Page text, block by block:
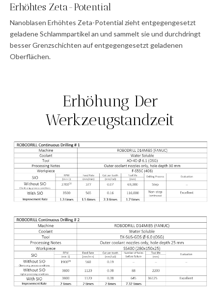
Erhöhtes Zeta-Potential
Nanoblasen Erhöhtes Zeta-Potential zieht entgegengesetzt
geladene Schlammpartikel an und sammelt sie und durchdringt
besser Grenzschichten auf entgegengesetzt geladenen
Oberflächen.
Erhöhung Der
Werkzeugstandzeit